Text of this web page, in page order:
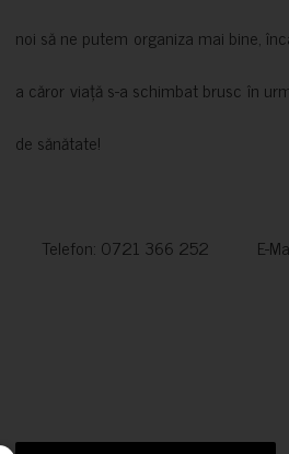
noi să ne putem organiza mai bine,
a căror viață s-a schimbat brusc în
de sănătate!
Telefon: 0721 366 252 E-